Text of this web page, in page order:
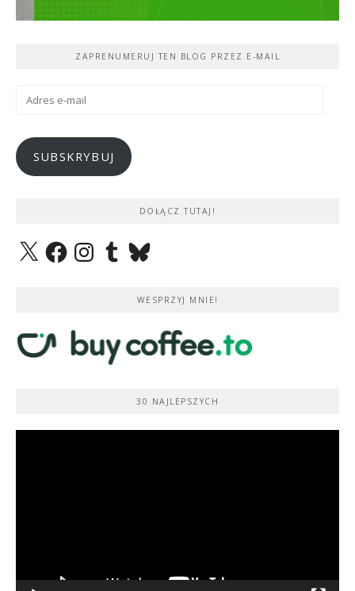
ZAPRENUMERUJ TEN BLOG PRZEZ E-MAIL
SUBSKRYBUJ
DOŁĄCZ TUTAJ!
X FacebookInstagramTumblrBluesky
WESPRZYJ MNIE!
30 NAJLEPSZYCH